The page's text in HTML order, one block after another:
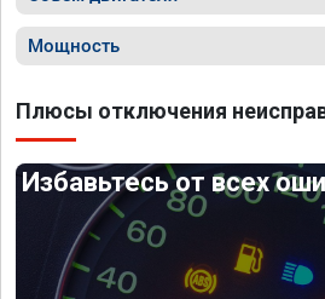
Мощность
Плюсы отключения
Избавьтесь от всех